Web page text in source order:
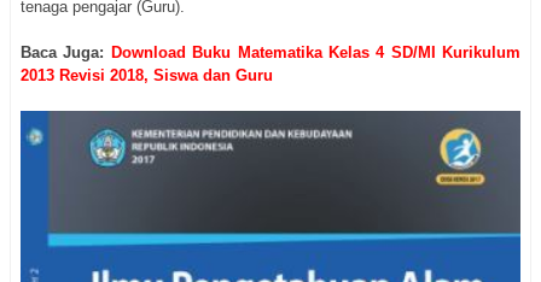
tenaga pengajar (Guru).
Baca Juga: Download Buku Matematika Kelas 4 SD/MI Kurikulum
2013 Revisi 2018, Siswa dan Guru